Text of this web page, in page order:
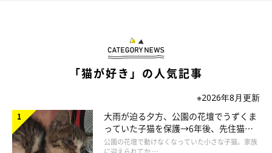
「猫が好き」の人気記事
※2026年8月更新
大雨が迫る夕方、公園の花壇でうずくま
っていた子猫を保護→6年後、先住猫
と“姉妹”のような関係に
公園の花壇で動けなくなっていた小さな子猫。家族